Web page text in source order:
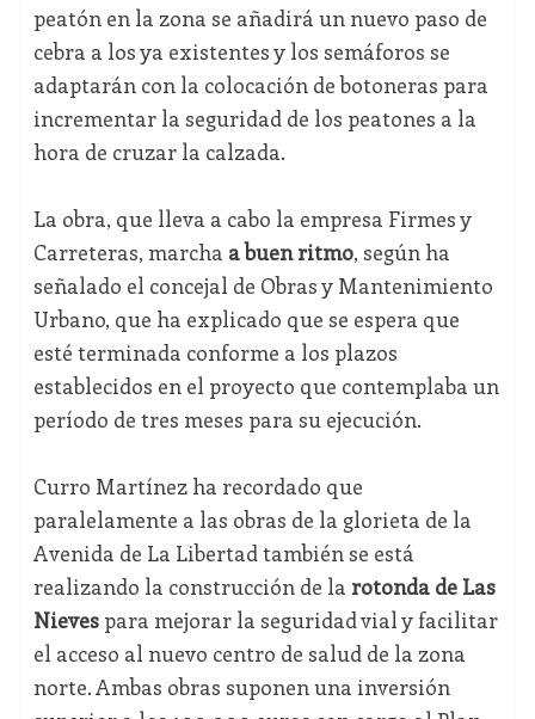
peatón en la zona se añadirá un nuevo paso de
cebra a los ya existentes y los semáforos se
adaptarán con la colocación de botoneras para
incrementar la seguridad de los peatones a la
hora de cruzar la calzada.
La obra, que lleva a cabo la empresa Firmes y
Carreteras, marcha a buen ritmo, según ha
señalado el concejal de Obras y Mantenimiento
Urbano, que ha explicado que se espera que
esté terminada conforme a los plazos
establecidos en el proyecto que contemplaba un
período de tres meses para su ejecución.
Curro Martínez ha recordado que
paralelamente a las obras de la glorieta de la
Avenida de La Libertad también se está
realizando la construcción de la rotonda de Las
Nievespara mejorar la seguridad vial y facilitar
el acceso al nuevo centro de salud de la zona
norte. Ambas obras suponen una inversión